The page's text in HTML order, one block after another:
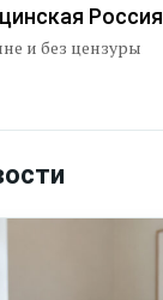
Россия
и без цензуры